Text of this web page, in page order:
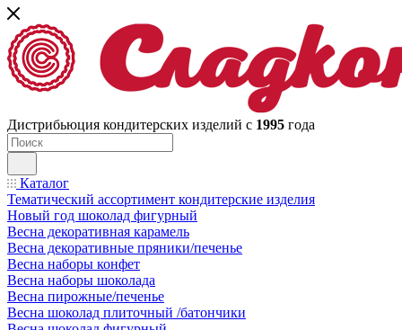
Дистрибьюция кондитерских изделий с 1995 года
Каталог
Тематический ассортимент кондитерские изделия
Новый год шоколад фигурный
Весна декоративная карамель
Весна декоративные пряники/печенье
Весна наборы конфет
Весна наборы шоколада
Весна пирожные/печенье
Весна шоколад плиточный /батончики